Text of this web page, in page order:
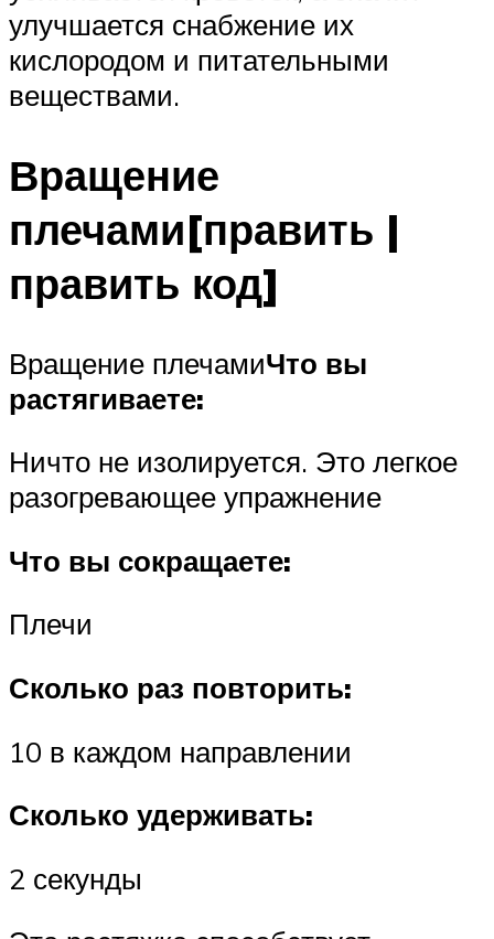
улучшается снабжение их
кислородом и питательными
веществами.
Вращение
плечами[править |
править код]
Вращение плечамиЧто вы
растягиваете:
Ничто не изолируется. Это легкое
разогревающее упражнение
Что вы сокращаете:
Плечи
Сколько раз повторить:
10 в каждом направлении
Сколько удерживать:
2 секунды